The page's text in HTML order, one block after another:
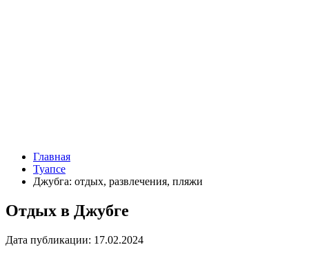
Главная
Туапсе
Джубга: отдых, развлечения, пляжи
Отдых в Джубге
Дата публикации: 17.02.2024